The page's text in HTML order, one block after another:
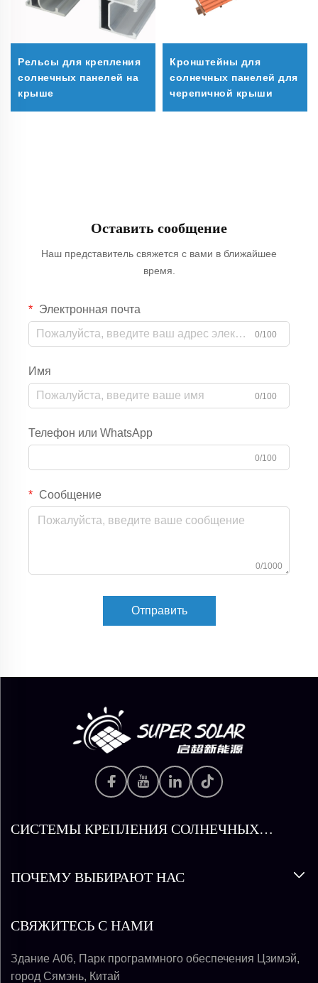
Рельсы для крепления
солнечных панелей на
крыше
Кронштейны для
солнечных панелей для
черепичной крыши
Оставить сообщение
Наш представитель свяжется с вами в ближайшее
время.
Электронная почта
0/100
Имя
0/100
Телефон или WhatsApp
0/100
Сообщение
0/1000
Отправить
СИСТЕМЫ КРЕПЛЕНИЯ СОЛНЕЧНЫХ
ПОЧЕМУ ВЫБИРАЮТ НАС
СВЯЖИТЕСЬ С НАМИ
Здание A06, Парк программного обеспечения Цзимэй,
город Сямэнь, Китай